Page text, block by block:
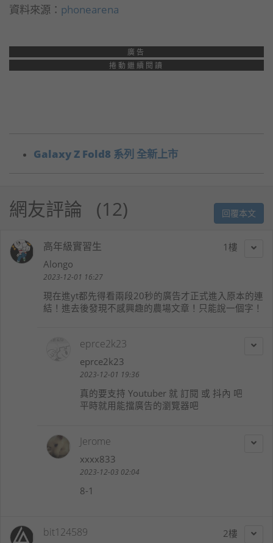
資料來源： phonearena
廣告
捲動繼續閱讀
Galaxy Z Fold8 系列 全新上市
網友評論 12 回覆本文
1
高年級實習生
Alongo
2023-12-01 16:27
現在進yt都先得看兩段20秒的廣告才正式進入原本的連
結！進去後發現不感興趣的農場文章！只能說一個字！
eprce2k23
eprce2k23
2023-12-01 19:36
真的要支持 Youtuber 就 訂閱 或 抖內 吧
平時就用能擋廣告的瀏覽器吧
Jerome
xxxx833
2023-12-03 02:04
8-1
2
bit124589